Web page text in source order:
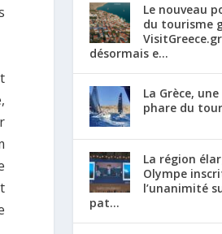
Le nouveau
du tourisme
désormais e...
La Grèce,
phare du
La région
Olympe
l’unanimité
pat...